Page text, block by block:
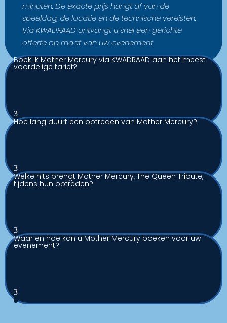
minuten. De exacte prijs hangt af van de
speeldag, de locatie en de technische vereisten.
Via KWADRAAD ontvangt u snel een gerichte
offerte op maat van uw evenement.
Boek ik Mother Mercury via KWADRAAD aan het meest
voordelige tarief?
3
Hoe lang duurt een optreden van Mother Mercury?
3
Welke hits brengt Mother Mercury, The Queen Tribute,
tijdens hun optreden?
3
Waar en hoe kan u Mother Mercury boeken voor uw
evenement?
3